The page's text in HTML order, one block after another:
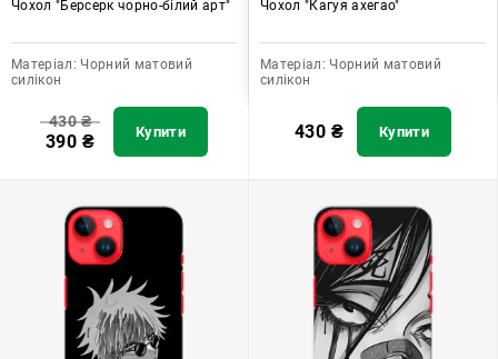
Чохол "Берсерк чорно-білий арт"
Матеріал: Чорний матовий
силікон
430₴
390 ₴ Купити
Чохол "Кагуя ахегао"
Матеріал: Чорний матовий
силікон
430 ₴ Купити